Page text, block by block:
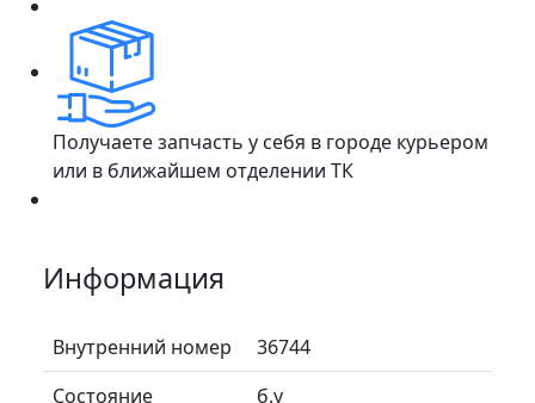
Получаете запчасть у себя в городе курьером
или в ближайшем отделении ТК
Информация
Внутренний номер
36744
Состояние
б.у